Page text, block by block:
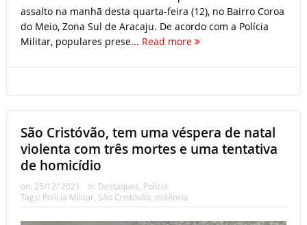
assalto na manhã desta quarta-feira (12), no Bairro Coroa
do Meio, Zona Sul de Aracaju. De acordo com a Polícia
Militar, populares prese... Read more
São Cristóvão, tem uma véspera de natal
violenta com três mortes e uma tentativa
de homicídio
on: 25/12/ 2021 In: Destaques Polícia
Tags: Polícia Militar, São Cristóvão, violência